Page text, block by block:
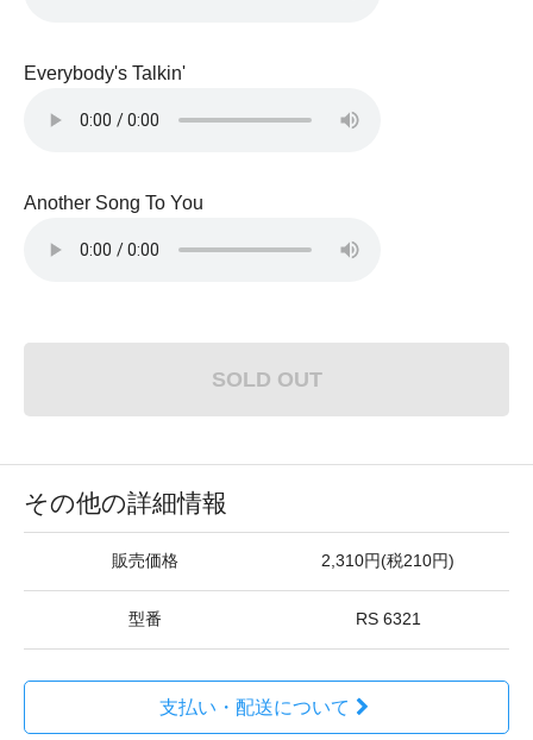
Everybody's Talkin'
Another Song To You
SOLD OUT
その他の詳細情報
販売価格 2,310円(税210円)
型番 RS 6321
支払い・配送について